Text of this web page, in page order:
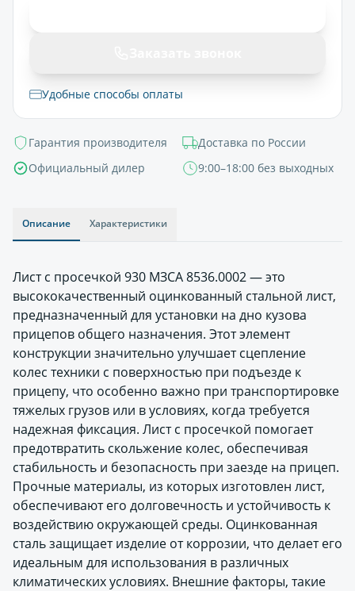
Удобные способы оплаты
Гарантия производителя
Доставка по России
Официальный дилер
9:00–18:00 без выходных
Описание Характеристики
Лист с просечкой 930 МЗСА 8536.0002 — это
высококачественный оцинкованный стальной лист,
предназначенный для установки на дно кузова
прицепов общего назначения. Этот элемент
конструкции значительно улучшает сцепление
колес техники с поверхностью при подъезде к
прицепу, что особенно важно при транспортировке
тяжелых грузов или в условиях, когда требуется
надежная фиксация. Лист с просечкой помогает
предотвратить скольжение колес, обеспечивая
стабильность и безопасность при заезде на прицеп.
Прочные материалы, из которых изготовлен лист,
обеспечивают его долговечность и устойчивость к
воздействию окружающей среды. Оцинкованная
сталь защищает изделие от коррозии, что делает его
идеальным для использования в различных
климатических условиях. Внешние факторы, такие